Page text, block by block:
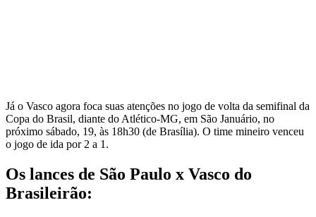
Já o Vasco agora foca suas atenções no jogo de volta da semifinal da
Copa do Brasil, diante do Atlético-MG, em São Januário, no
próximo sábado, 19, às 18h30 (de Brasília). O time mineiro venceu
o jogo de ida por 2 a 1.
Os lances de São Paulo x Vasco do
Brasileirão: